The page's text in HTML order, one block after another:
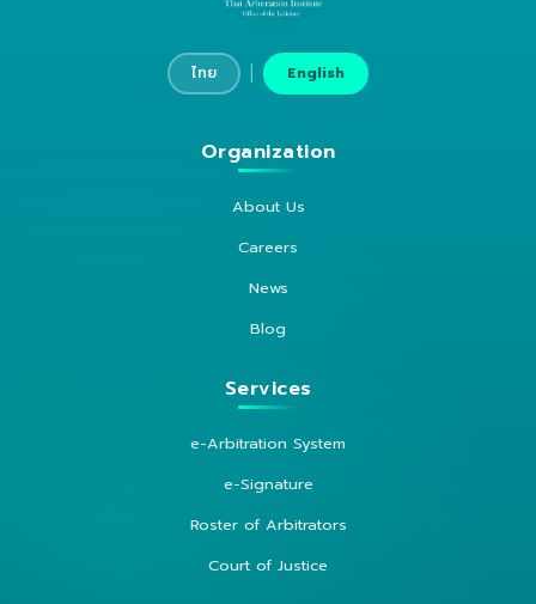
ไทย | English
Organization
About Us
Careers
News
Blog
Services
e-Arbitration System
e-Signature
Roster of Arbitrators
Court of Justice